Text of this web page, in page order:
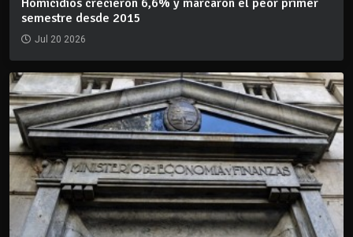
Homicidios crecieron 6,6% y marcaron el peor primer
semestre desde 2015
Jul 20 2026